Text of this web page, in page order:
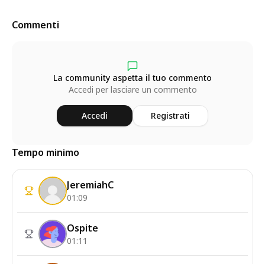
Commenti
La community aspetta il tuo commento
Accedi per lasciare un commento
Accedi Registrati
Tempo minimo
JeremiahC
01:09
Ospite
01:11